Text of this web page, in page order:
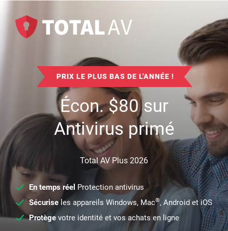
PRIX LE PLUS BAS DE L'ANNÉE !
Écon.$80sur
Antivirus primé
Total AV Plus 2026
En temps réel Protection antivirus
Sécuriseles appareils Windows, Mac®, Android et iOS
Protège votre identité et vos achats en ligne